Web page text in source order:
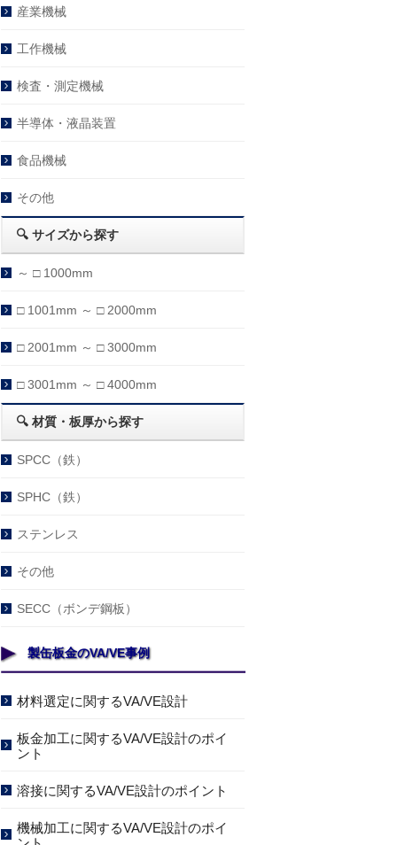
産業機械
工作機械
検査・測定機械
半導体・液晶装置
食品機械
その他
🔍 サイズから探す
～ □ 1000mm
□ 1001mm ～ □ 2000mm
□ 2001mm ～ □ 3000mm
□ 3001mm ～ □ 4000mm
🔍 材質・板厚から探す
SPCC（鉄）
SPHC（鉄）
ステンレス
その他
SECC（ボンデ鋼板）
製缶板金のVA/VE事例
材料選定に関するVA/VE設計
板金加工に関するVA/VE設計のポイ
ント
溶接に関するVA/VE設計のポイント
機械加工に関するVA/VE設計のポイ